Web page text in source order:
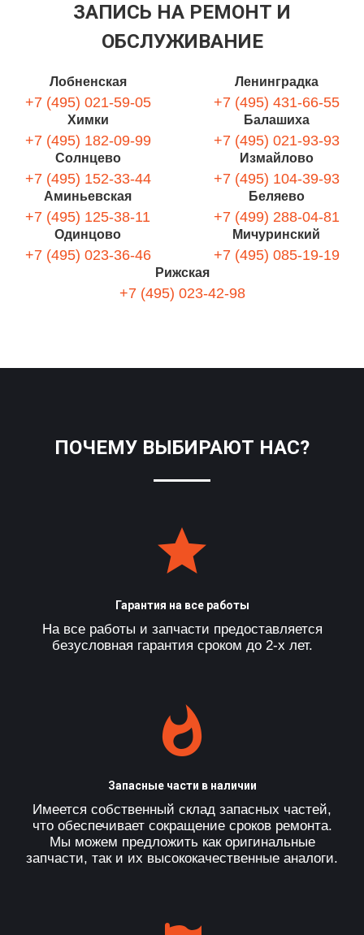
ЗАПИСЬ НА РЕМОНТ И
ОБСЛУЖИВАНИЕ
Лобненская
+7 (495) 021-59-05
Ленинградка
+7 (495) 431-66-55
Химки
+7 (495) 182-09-99
Балашиха
+7 (495) 021-93-93
Солнцево
+7 (495) 152-33-44
Измайлово
+7 (495) 104-39-93
Аминьевская
+7 (495) 125-38-11
Беляево
+7 (499) 288-04-81
Одинцово
+7 (495) 023-36-46
Мичуринский
+7 (495) 085-19-19
Рижская
+7 (495) 023-42-98
ПОЧЕМУ ВЫБИРАЮТ НАС?
Гарантия на все работы
На все работы и запчасти предоставляется
безусловная гарантия сроком до 2-х лет.
Запасные части в наличии
Имеется собственный склад запасных частей,
что обеспечивает сокращение сроков ремонта.
Мы можем предложить как оригинальные
запчасти, так и их высококачественные аналоги.